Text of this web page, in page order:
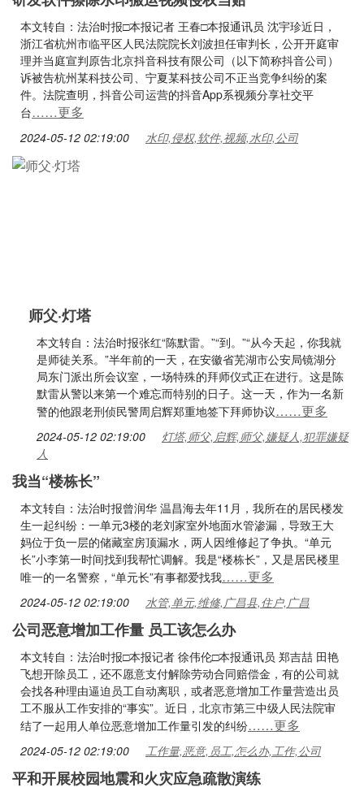
本文转自：法治时报□本报记者 王春□本报通讯员 沈宇珍近日，
浙江省杭州市临平区人民法院院长刘波担任审判长，公开开庭审
理并当庭宣判原告北京抖音科技有限公司（以下简称抖音公司）
诉被告杭州某科技公司、宁夏某科技公司不正当竞争纠纷的案
件。法院查明，抖音公司运营的抖音App系视频分享社交平
台……更多
2024-05-12 02:19:00 水印,侵权,软件,视频,水印,公司
师父·灯塔
本文转自：法治时报张红“陈默雷。”“到。”“从今天起，你我就
是师徒关系。”半年前的一天，在安徽省芜湖市公安局镜湖分
局东门派出所会议室，一场特殊的拜师仪式正在进行。这是陈
默雷从警以来第一个难忘而特别的日子。这一天，作为一名新
警的他跟老刑侦民警周启辉郑重地签下拜师协议……更多
2024-05-12 02:19:00
灯塔,师父,启辉,师父,嫌疑人,犯罪嫌疑
人
我当“楼栋长”
本文转自：法治时报曾润华 温昌海去年11月，我所在的居民楼发
生一起纠纷：一单元3楼的老刘家室外地面水管渗漏，导致王大
妈位于负一层的储藏室房顶漏水，两人因维修起了争执。“单元
长”小李第一时间找到我帮忙调解。我是“楼栋长”，又是居民楼里
唯一的一名警察，“单元长”有事都爱找我……更多
2024-05-12 02:19:00 水管,单元,维修,广昌县,住户,广昌
公司恶意增加工作量 员工该怎么办
本文转自：法治时报□本报记者 徐伟伦□本报通讯员 郑吉喆 田艳
飞想开除员工，还不愿意支付解除劳动合同赔偿金，有的公司就
会找各种理由逼迫员工自动离职，或者恶意增加工作量营造出员
工不服从工作安排的“事实”。近日，北京市第三中级人民法院审
结了一起用人单位恶意增加工作量引发的纠纷……更多
2024-05-12 02:19:00 工作量,恶意,员工,怎么办,工作,公司
平和开展校园地震和火灾应急疏散演练